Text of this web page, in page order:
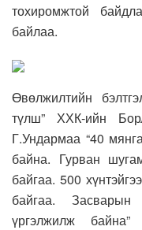
тохиромжтой
байлаа.
Өвөлжилтийн
түлш” ХХК-ийн
Г.Ундармаа “40
байна. Гурван
байгаа. 500
байгаа. Засварын
үргэлжилж